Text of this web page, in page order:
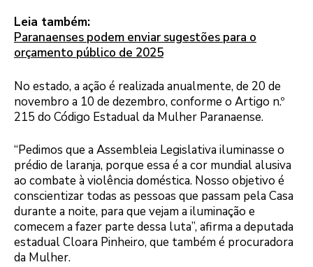
Leia também:
Paranaenses podem enviar sugestões para o
orçamento público de 2025
No estado, a ação é realizada anualmente, de 20 de
novembro a 10 de dezembro, conforme o Artigo n.º
215 do Código Estadual da Mulher Paranaense.
“Pedimos que a Assembleia Legislativa iluminasse o
prédio de laranja, porque essa é a cor mundial alusiva
ao combate à violência doméstica. Nosso objetivo é
conscientizar todas as pessoas que passam pela Casa
durante a noite, para que vejam a iluminação e
comecem a fazer parte dessa luta”, afirma a deputada
estadual Cloara Pinheiro, que também é procuradora
da Mulher.